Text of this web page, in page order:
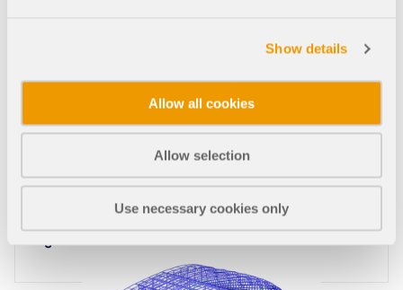
Show details
Allow all cookies
Allow selection
Use necessary cookies only
Trave di copertura
e